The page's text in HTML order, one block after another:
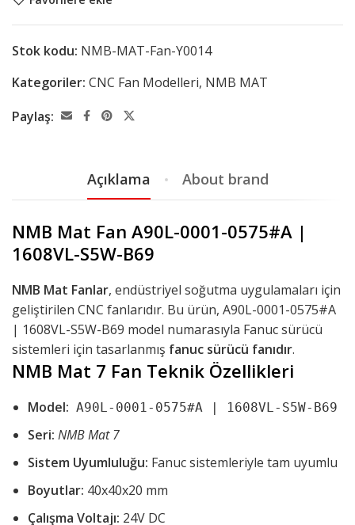
Stok kodu: NMB-MAT-Fan-Y0014
Kategoriler: CNC Fan Modelleri, NMB MAT
Paylaş:
Açıklama About brand
NMB Mat Fan A90L-0001-0575#A |
1608VL-S5W-B69
NMB Mat Fanlar, endüstriyel soğutma uygulamaları için
geliştirilen CNC fanlarıdır. Bu ürün, A90L-0001-0575#A
| 1608VL-S5W-B69 model numarasıyla Fanuc sürücü
sistemleri için tasarlanmış fanuc sürücü fanıdır.
NMB Mat 7 Fan Teknik Özellikleri
Model: A90L-0001-0575#A | 1608VL-S5W-B69
Seri: NMB Mat 7
Sistem Uyumluluğu: Fanuc sistemleriyle tam uyumlu
Boyutlar: 40x40x20 mm
Çalışma Voltajı: 24V DC